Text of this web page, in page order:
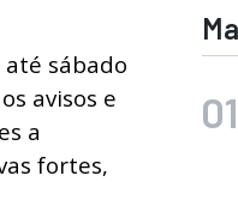
até sábado
avisos e
a
fortes,